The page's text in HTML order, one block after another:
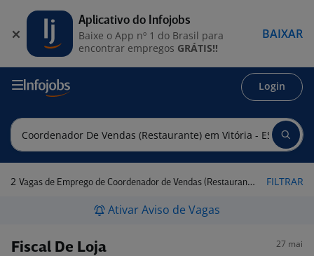
Login
2 Vagas de Emprego de Coordenador de Vendas (Restaurante) em Vitória - ES FILTRAR
Ativar Aviso de Vagas
Fiscal De Loja 27 mai
Aplicativo do Infojobs
Baixe o App nº 1 do Brasil para
encontrar empregos GRÁTIS!!
BAIXAR